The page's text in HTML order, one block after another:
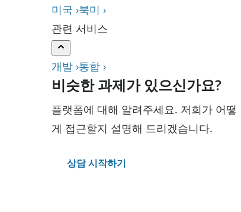
미국 ›북미 ›
관련 서비스
개발 ›통합 ›
비슷한 과제가 있으신가요?
플랫폼에 대해 알려주세요. 저희가 어떻
게 접근할지 설명해 드리겠습니다.
상담 시작하기